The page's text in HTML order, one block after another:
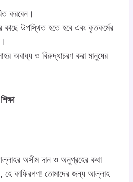
করবেন।
কাছে উপস্থিত হতে হবে এবং কৃতকর্মের
অবাধ্য ও বিরুদ্ধাচরণ করা মানুষের
অসীম দান ও অনুগ্রহের কথা
হে কাফিরগণ! তোমাদের জন্য আল্লাহ